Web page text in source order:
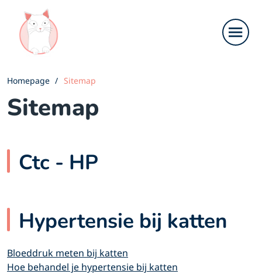
Homepage Sitemap
Sitemap
Ctc - HP
Hypertensie bij katten
Bloeddruk meten bij katten
Hoe behandel je hypertensie bij katten